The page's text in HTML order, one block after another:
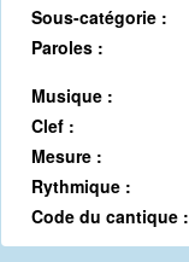
Sous-catégorie :
Paroles :
Musique :
Clef :
Mesure :
Rythmique :
Code du cantique :